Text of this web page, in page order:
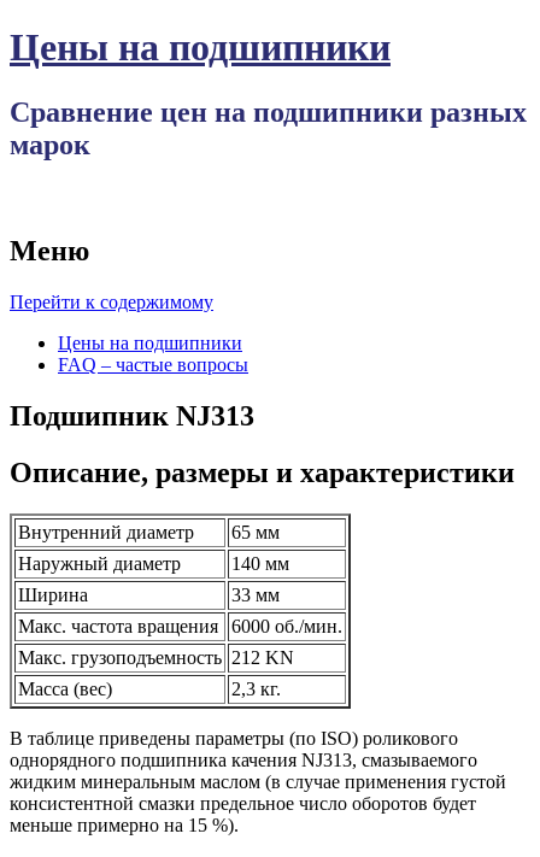
Цены на подшипники
Сравнение цен на подшипники разных
марок
Меню
Перейти к содержимому
Цены на подшипники
FAQ – частые вопросы
Подшипник NJ313
Описание, размеры и характеристики
Внутренний диаметр
65 мм
Наружный диаметр
140 мм
Ширина
33 мм
Макс. частота вращения
6000 об./мин.
Макс. грузоподъемность 212 KN
Масса (вес)
2,3 кг.
В таблице приведены параметры (по ISO) роликового
однорядного подшипника качения NJ313, смазываемого
жидким минеральным маслом (в случае применения густой
консистентной смазки предельное число оборотов будет
меньше примерно на 15 %).